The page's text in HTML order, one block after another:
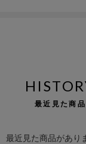
最近見た商品
最近見た商品があり